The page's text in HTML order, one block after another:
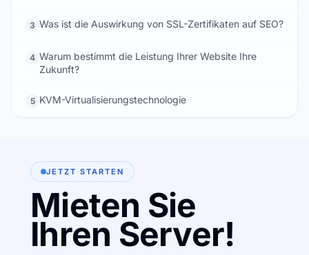
3 Was ist die Auswirkung von SSL-Zertifikaten auf SEO?
4 Warum bestimmt die Leistung Ihrer Website Ihre
Zukunft?
5 KVM-Virtualisierungstechnologie
JETZT STARTEN
Mieten Sie
Ihren Server!